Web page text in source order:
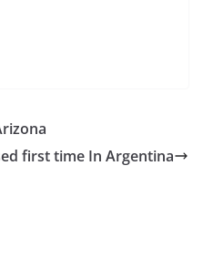
first time In Argentina